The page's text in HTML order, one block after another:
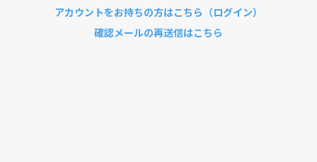
アカウントをお持ちの方はこちら（ログイン）
確認メールの再送信はこちら